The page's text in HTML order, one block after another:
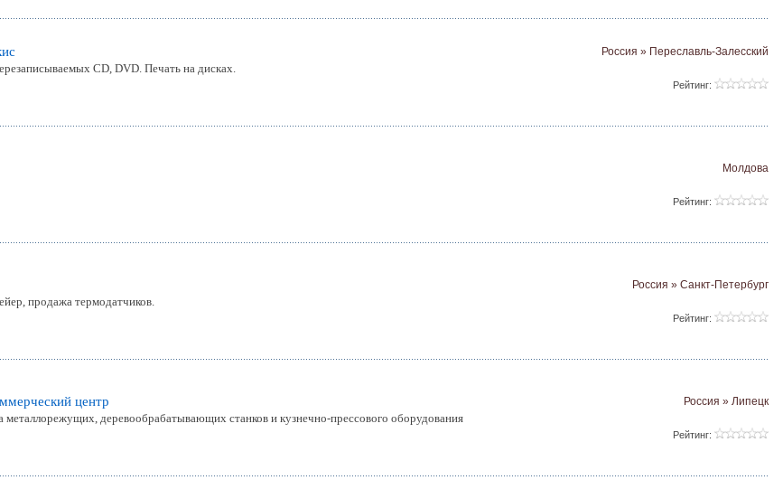
Россия » Переславль-Залесский
CD, DVD. Печать на дисках.
Рейтинг:
Молдова
Рейтинг:
Россия » Санкт-Петербург
продажа термодатчиков.
Рейтинг:
центр Россия » Липецк
металлорежущих, деревообрабатывающих станков и кузнечно-прессового оборудования
Рейтинг: